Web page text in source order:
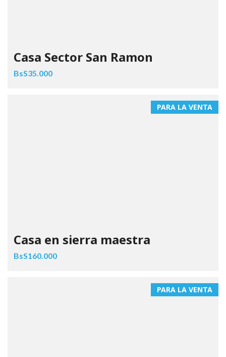
Casa Sector San Ramon
BsS35.000
PARA LA VENTA
Casa en sierra maestra
BsS160.000
PARA LA VENTA